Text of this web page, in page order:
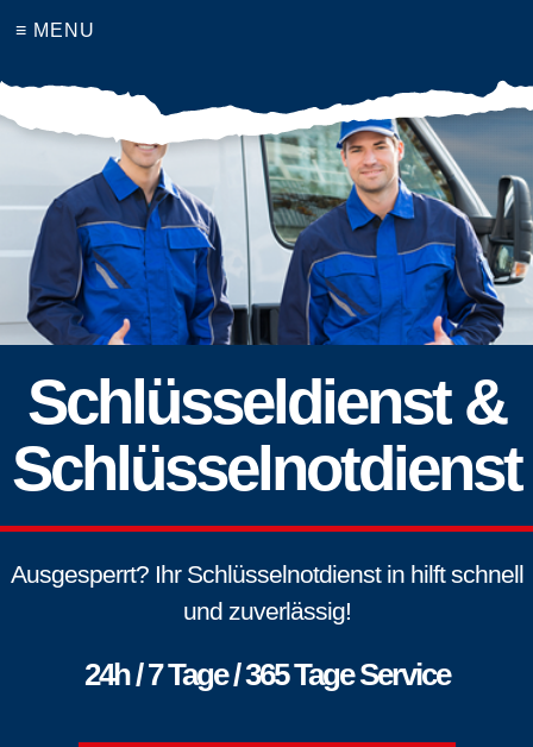
≡ MENU
Schlüsseldienst &
Schlüsselnotdienst
Ausgesperrt? Ihr Schlüsselnotdienst in hilft schnell
und zuverlässig!
24h / 7 Tage / 365 Tage Service